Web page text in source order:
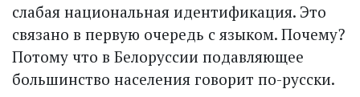
слабая национальная идентификация. Это
связано в первую очередь с языком. Почему?
Потому что в Белоруссии подавляющее
большинство населения говорит по-русски.